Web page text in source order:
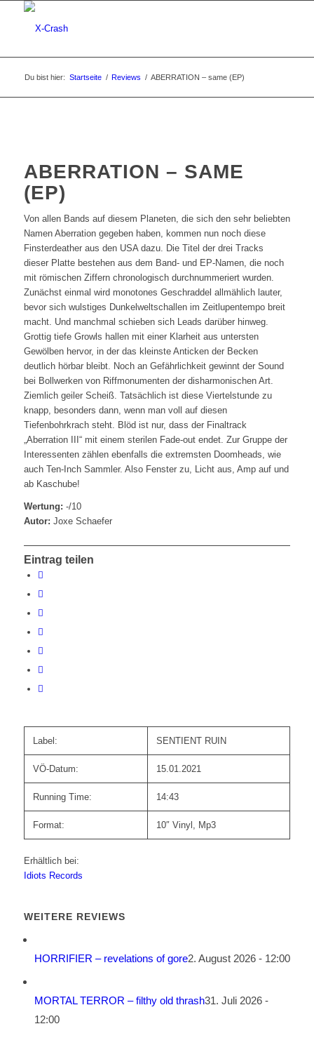
Du bist hier: Startseite / Reviews / ABERRATION – same (EP)
ABERRATION – SAME
(EP)
Von allen Bands auf diesem Planeten, die sich den sehr beliebten
Namen Aberration gegeben haben, kommen nun noch diese
Finsterdeather aus den USA dazu. Die Titel der drei Tracks
dieser Platte bestehen aus dem Band- und EP-Namen, die noch
mit römischen Ziffern chronologisch durchnummeriert wurden.
Zunächst einmal wird monotones Geschraddel allmählich lauter,
bevor sich wulstiges Dunkelweltschallen im Zeitlupentempo breit
macht. Und manchmal schieben sich Leads darüber hinweg.
Grottig tiefe Growls hallen mit einer Klarheit aus untersten
Gewölben hervor, in der das kleinste Anticken der Becken
deutlich hörbar bleibt. Noch an Gefährlichkeit gewinnt der Sound
bei Bollwerken von Riffmonumenten der disharmonischen Art.
Ziemlich geiler Scheiß. Tatsächlich ist diese Viertelstunde zu
knapp, besonders dann, wenn man voll auf diesen
Tiefenbohrkrach steht. Blöd ist nur, dass der Finaltrack
„Aberration III“ mit einem sterilen Fade-out endet. Zur Gruppe der
Interessenten zählen ebenfalls die extremsten Doomheads, wie
auch Ten-Inch Sammler. Also Fenster zu, Licht aus, Amp auf und
ab Kaschube!
Wertung: -/10
Autor: Joxe Schaefer
Eintrag teilen
Label: SENTIENT RUIN
VÖ-Datum: 15.01.2021
Running Time: 14:43
Format: 10″ Vinyl, Mp3
Erhältlich bei:
Idiots Records
WEITERE REVIEWS
HORRIFIER – revelations of gore2. August 2026 - 12:00
MORTAL TERROR – filthy old thrash31. Juli 2026 -
12:00